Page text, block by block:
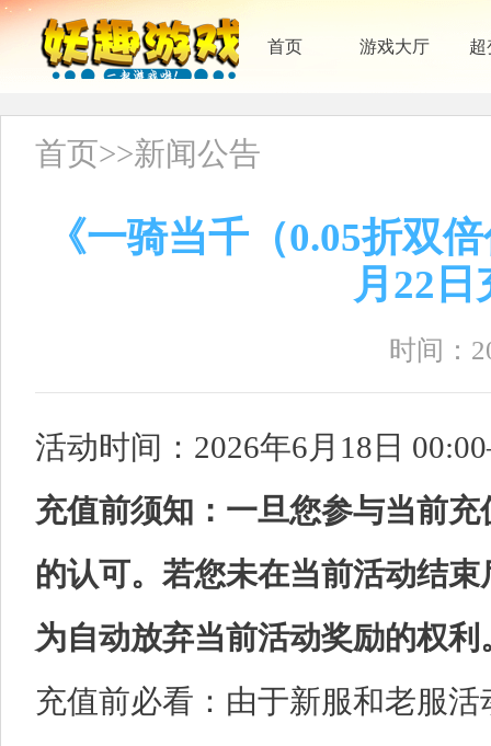
首页 游戏大厅 超
首页>>新闻公告
《一骑当千（0.05折双
月22
时间：
活动时间：2026年6月18日
充值前须知：一旦您参与当前
的认可。若您未在当前活动结
为自动放弃当前活动奖励的权利
充值前必看：由于新服和老服